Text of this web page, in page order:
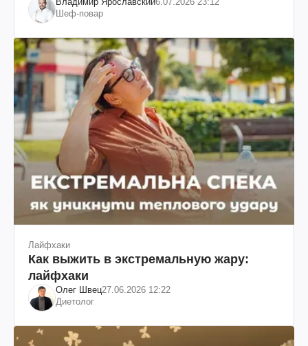
Шеф-повар
Лайфхаки
Как выжить в экстремальную жару:
лайфхаки
Олег Швец27.06.2026 12:22
Диетолог